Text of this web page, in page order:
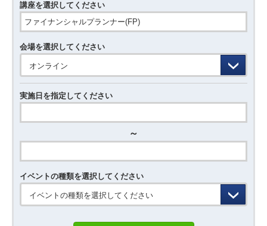
講座を選択してください
会場を選択してください
オンライン
実施日を指定してください
～
イベントの種類を選択してください
イベントの種類を選択してください